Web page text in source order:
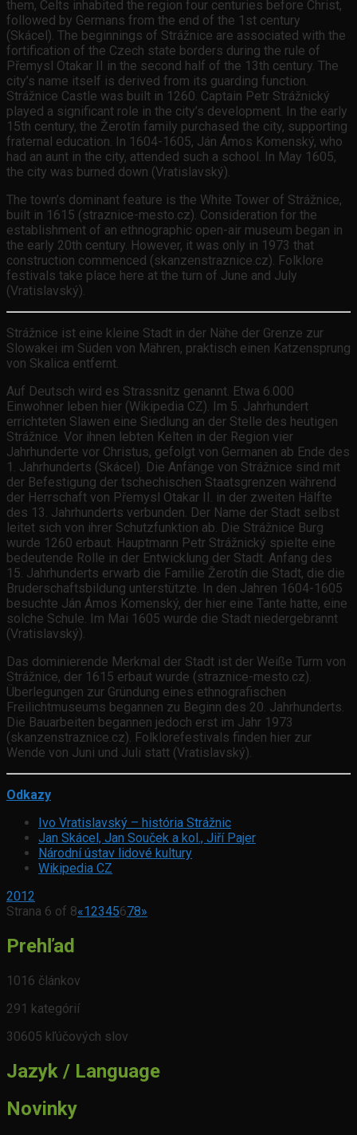
them, Celts inhabited the region four centuries before Christ,
followed by Germans from the end of the 1st century
(Skácel). The beginnings of Strážnice are associated with the
fortification of the Czech state borders during the rule of
Přemysl Otakar II in the second half of the 13th century. The
city’s name itself is derived from its guarding function.
Strážnice Castle was built in 1260. Captain Petr Strážnický
played a significant role in the city’s development. In the early
15th century, the Žerotín family purchased the city, supporting
fraternal education. In 1604-1605, Ján Ámos Komenský, who
had an aunt in the city, attended such a school. In May 1605,
the city was burned down (Vratislavský).
The town’s dominant feature is the White Tower of Strážnice,
built in 1615 (straznice-mesto.cz). Consideration for the
establishment of an ethnographic open-air museum began in
the early 20th century. However, it was only in 1973 that
construction commenced (skanzenstraznice.cz). Folklore
festivals take place here at the turn of June and July
(Vratislavský).
Strážnice ist eine kleine Stadt in der Nähe der Grenze zur
Slowakei im Süden von Mähren, praktisch einen Katzensprung
von Skalica entfernt.
Auf Deutsch wird es Strassnitz genannt. Etwa 6.000
Einwohner leben hier (Wikipedia CZ). Im 5. Jahrhundert
errichteten Slawen eine Siedlung an der Stelle des heutigen
Strážnice. Vor ihnen lebten Kelten in der Region vier
Jahrhunderte vor Christus, gefolgt von Germanen ab Ende des
1. Jahrhunderts (Skácel). Die Anfänge von Strážnice sind mit
der Befestigung der tschechischen Staatsgrenzen während
der Herrschaft von Přemysl Otakar II. in der zweiten Hälfte
des 13. Jahrhunderts verbunden. Der Name der Stadt selbst
leitet sich von ihrer Schutzfunktion ab. Die Strážnice Burg
wurde 1260 erbaut. Hauptmann Petr Strážnický spielte eine
bedeutende Rolle in der Entwicklung der Stadt. Anfang des
15. Jahrhunderts erwarb die Familie Žerotín die Stadt, die die
Bruderschaftsbildung unterstützte. In den Jahren 1604-1605
besuchte Ján Ámos Komenský, der hier eine Tante hatte, eine
solche Schule. Im Mai 1605 wurde die Stadt niedergebrannt
(Vratislavský).
Das dominierende Merkmal der Stadt ist der Weiße Turm von
Strážnice, der 1615 erbaut wurde (straznice-mesto.cz).
Überlegungen zur Gründung eines ethnografischen
Freilichtmuseums begannen zu Beginn des 20. Jahrhunderts.
Die Bauarbeiten begannen jedoch erst im Jahr 1973
(skanzenstraznice.cz). Folklorefestivals finden hier zur
Wende von Juni und Juli statt (Vratislavský).
Odkazy
Ivo Vratislavský – história Strážnic
Jan Skácel, Jan Souček a kol., Jiří Pajer
Národní ústav lidové kultury
Wikipedia CZ
2012
Strana 6 of 8«12345678»
Prehľad
1016 článkov
291 kategórií
30605 kľúčových slov
Jazyk / Language
Novinky